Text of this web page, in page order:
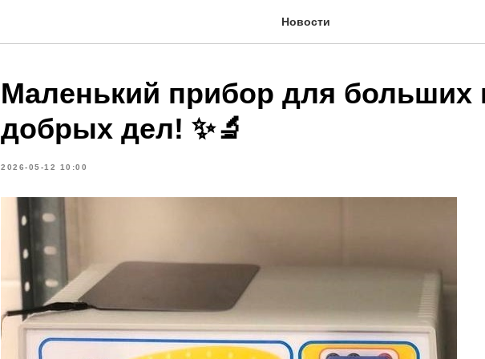
Новости
Маленький прибор для больших
добрых дел! ✨🔬
2026-05-12 10:00